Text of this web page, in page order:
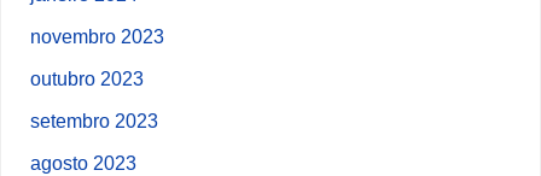
novembro 2023
outubro 2023
setembro 2023
agosto 2023